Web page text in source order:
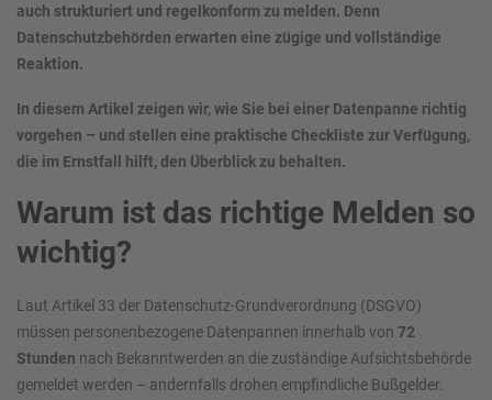
auch strukturiert und regelkonform zu melden. Denn
Datenschutzbehörden erwarten eine zügige und vollständige
Reaktion.
In diesem Artikel zeigen wir, wie Sie bei einer Datenpanne richtig
vorgehen – und stellen eine praktische Checkliste zur Verfügung,
die im Ernstfall hilft, den Überblick zu behalten.
Warum ist das richtige Melden so
wichtig?
Laut Artikel 33 der Datenschutz-Grundverordnung (DSGVO)
müssen personenbezogene Datenpannen innerhalb von 72
Stunden nach Bekanntwerden an die zuständige Aufsichtsbehörde
gemeldet werden – andernfalls drohen empfindliche Bußgelder.